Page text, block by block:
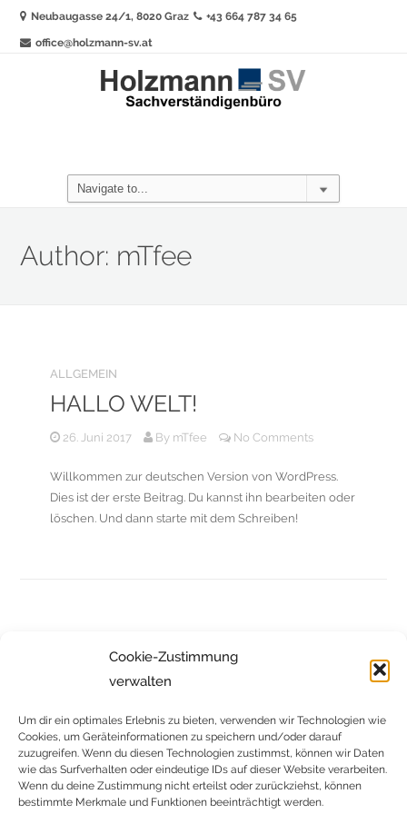
Cookie-Zustimmung
verwalten
Um dir ein optimales Erlebnis zu bieten, verwenden wir Technologien wie
Cookies, um Geräteinformationen zu speichern und/oder darauf
zuzugreifen. Wenn du diesen Technologien zustimmst, können wir Daten
wie das Surfverhalten oder eindeutige IDs auf dieser Website verarbeiten.
Wenn du deine Zustimmung nicht erteilst oder zurückziehst, können
bestimmte Merkmale und Funktionen beeinträchtigt werden.
Neubaugasse 24/1, 8020 Graz +43 664 787 34 65
office@holzmann-sv.at
Author: mTfee
ALLGEMEIN
HALLO WELT!
26. Juni 2017 By mTfee No Comments
Willkommen zur deutschen Version von WordPress.
Dies ist der erste Beitrag. Du kannst ihn bearbeiten oder
löschen. Und dann starte mit dem Schreiben!
ICH BETREUE SIE GERNE:
DI Sabine Holzmann
über mich